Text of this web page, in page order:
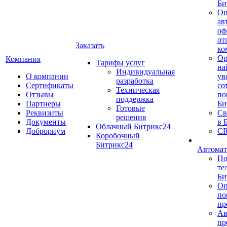
Компания
О компании
Сертификаты
Отзывы
Партнеры
Реквизиты
Документы
Доброриум
Заказать
Тарифы услуг
Индивидуальная
разработка
Техническая
поддержка
Готовые
решения
Облачный Битрикс24
Коробочный
Битрикс24
в